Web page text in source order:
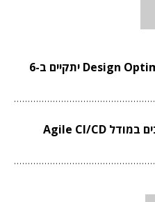
וובינר סינופסיס ל-Design Optimization יתקיים ב-6
וובינר סינופסיס לתכנון שבבים במודל Agile CI/CD